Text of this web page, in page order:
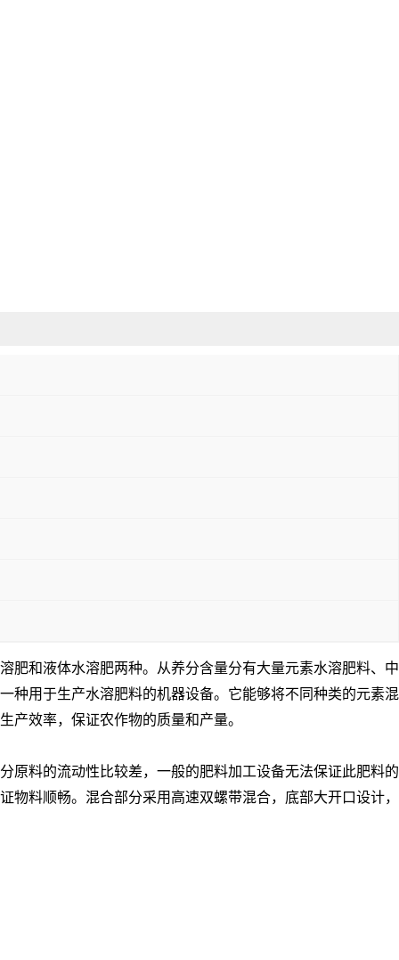
肥和液体水溶肥两种。从养分含量分有大量元素水溶肥料、中
种用于生产水溶肥料的机器设备。它能够将不同种类的元素混
产效率，保证农作物的质量和产量。
原料的流动性比较差，一般的肥料加工设备无法保证此肥料的
料顺畅。混合部分采用高速双螺带混合，底部大开口设计，